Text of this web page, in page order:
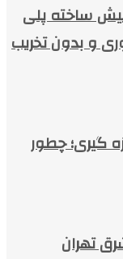
پیش ساخته پلی
و بدون تخریب
گیری؛ چطور
تهران